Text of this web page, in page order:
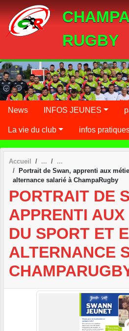
RUGBY
News INFOS JEUNES
La vie du club infos
Accueil
Portrait de Swan, apprenti aux
alternance salarié à ChampaRugby
PORTRAIT DE
APPRENTI
DU SPORT ET
ALTERNANCE
Panneau de gestion des cookies